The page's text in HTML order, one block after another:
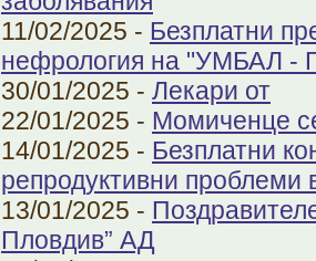
11/02/2025 - Безплатни
нефрология на "УМБАЛ -
30/01/2025 - Лекари от
22/01/2025 - Момиченце
14/01/2025 - Безплатни
репродуктивни
13/01/2025 -
Пловдив” АД